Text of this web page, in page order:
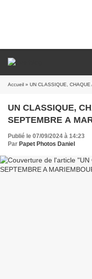
Accueil » UN CLASSIQUE, CHAQUE
UN CLASSIQUE,
SEPTEMBRE A
Publié le 07/09/2024 à 14:23
Par Papet Photos Daniel